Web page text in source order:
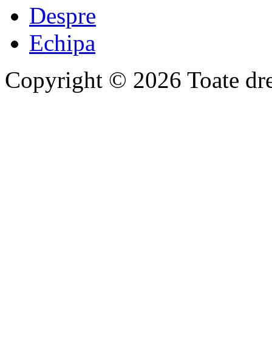
Despre
Echipa
Copyright © 2026 Toate